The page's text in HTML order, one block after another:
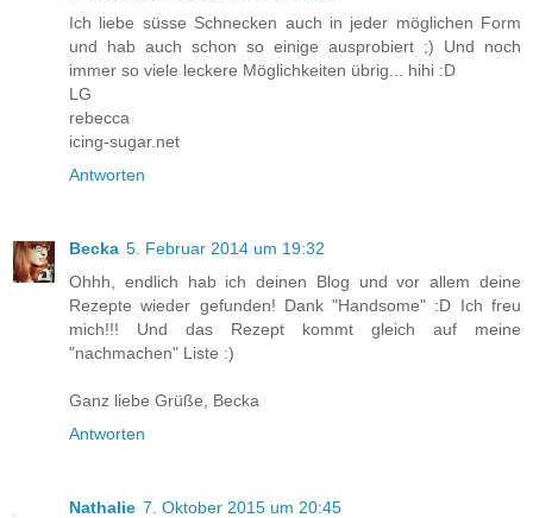
Ich liebe süsse Schnecken auch in jeder möglichen Form
und hab auch schon so einige ausprobiert ;) Und noch
immer so viele leckere Möglichkeiten übrig... hihi :D
LG
rebecca
icing-sugar.net
Antworten
Becka 5. Februar 2014 um 19:32
Ohhh, endlich hab ich deinen Blog und vor allem deine
Rezepte wieder gefunden! Dank "Handsome" :D Ich freu
mich!!! Und das Rezept kommt gleich auf meine
"nachmachen" Liste :)
Ganz liebe Grüße, Becka
Antworten
Nathalie 7. Oktober 2015 um 20:45